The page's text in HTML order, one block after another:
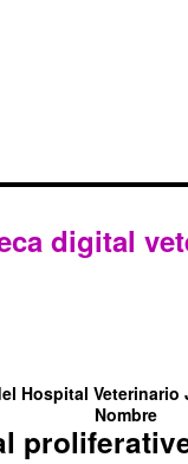
digital
Hospital Veterinario
Nombre